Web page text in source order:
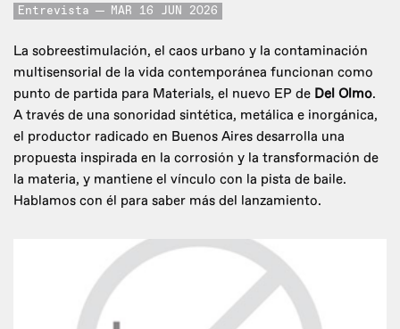
Entrevista MAR 16 JUN 2026
La sobreestimulación, el caos urbano y la contaminación
multisensorial de la vida contemporánea funcionan como
punto de partida para Materials, el nuevo EP de Del Olmo.
A través de una sonoridad sintética, metálica e inorgánica,
el productor radicado en Buenos Aires desarrolla una
propuesta inspirada en la corrosión y la transformación de
la materia, y mantiene el vínculo con la pista de baile.
Hablamos con él para saber más del lanzamiento.